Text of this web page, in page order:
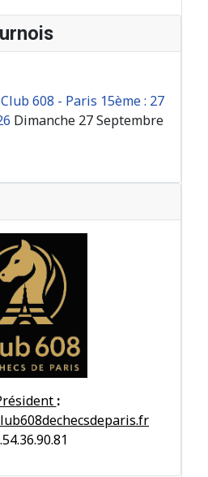
608 - Paris 15ème : 27
Dimanche 27 Septembre
: